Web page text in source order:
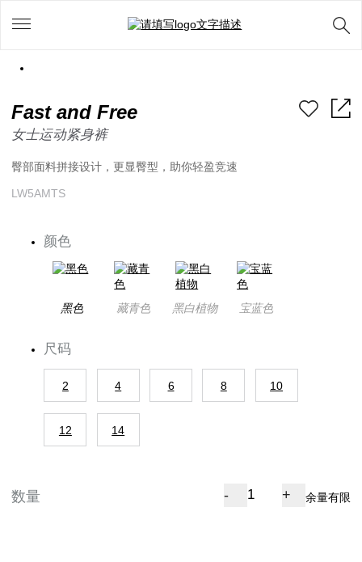
Fast and Free
女士运动紧身裤
臀部面料拼接设计，更显臀型，助你轻盈竞速
LW5AMTS
颜色
黑色 藏青色 黑白植物 宝蓝色
尺码
2 4 6 8 10
12 14
数量 - + 余量有限